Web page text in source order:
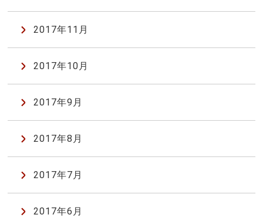
2017年11月
2017年10月
2017年9月
2017年8月
2017年7月
2017年6月